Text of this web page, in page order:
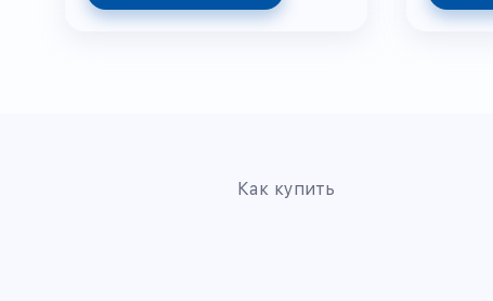
Как купить